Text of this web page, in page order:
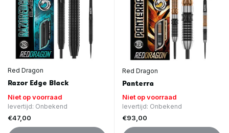
Red Dragon
Razor Edge Black
Niet op voorraad
levertijd: Onbekend
€47,00
Red Dragon
Panterra
Niet op voorraad
levertijd: Onbekend
€93,00